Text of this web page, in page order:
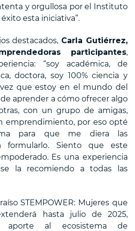
y orgullosa por el Instituto
esta iniciativa”.
destacados, Carla Gutiérrez,
participantes,
“soy académica, de
doctora, soy 100% ciencia y
que estoy en el mundo del
aprender a cómo ofrecer algo
con un grupo de amigas,
emprendimiento, por eso opté
para que me diera las
formularlo. Siento que este
Es una experiencia
la recomiendo a todas las
STEMPOWER: Mujeres que
hasta julio de 2025,
aporte al ecosistema de